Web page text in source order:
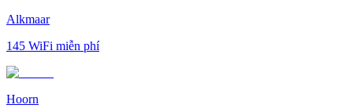
Alkmaar
145 WiFi miễn phí
Hoorn